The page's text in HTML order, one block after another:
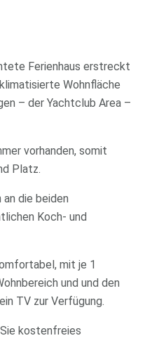
Ferienhaus erstreckt
Wohnfläche
– der Yachtclub Area –
vorhanden, somit
Platz.
die beiden
Koch- und
mit je 1
und und den
TV zur Verfügung.
kostenfreies